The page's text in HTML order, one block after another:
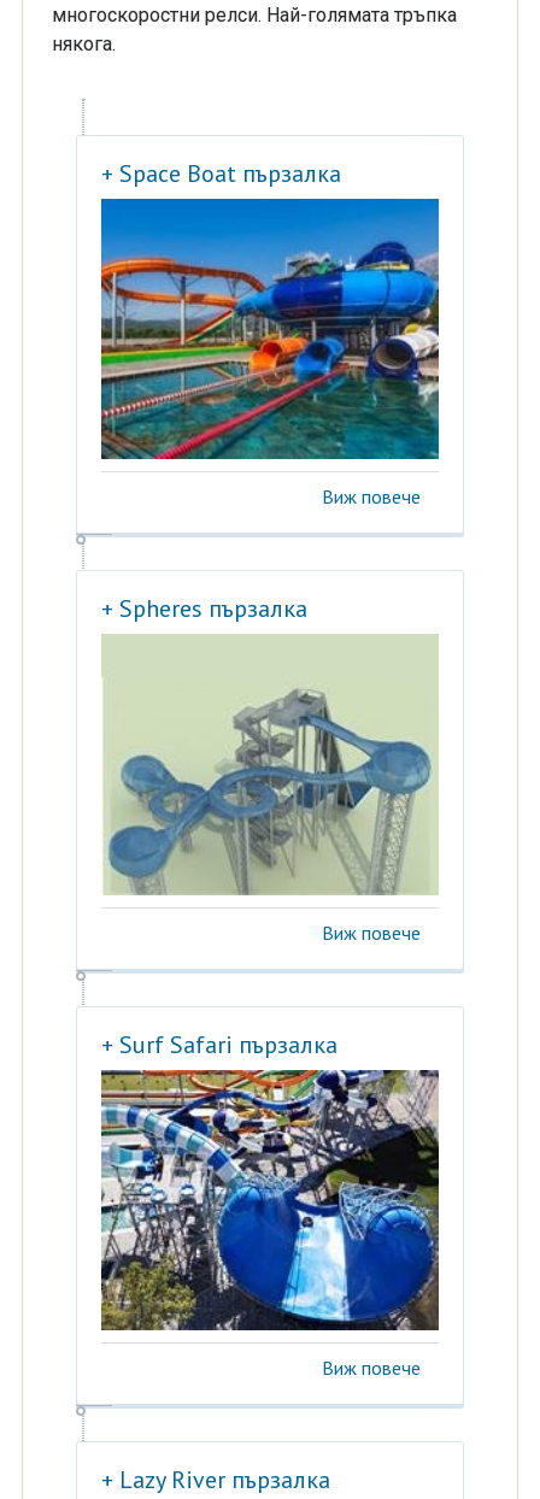
многоскоростни релси. Най-голямата тръпка
някога.
+ Space Boat пързалка
Виж повече
+ Spheres пързалка
Виж повече
+ Surf Safari пързалка
Виж повече
+ Lazy River пързалка